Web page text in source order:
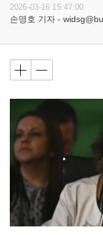
2026-03-16 15:47:00
손영호 기자 -